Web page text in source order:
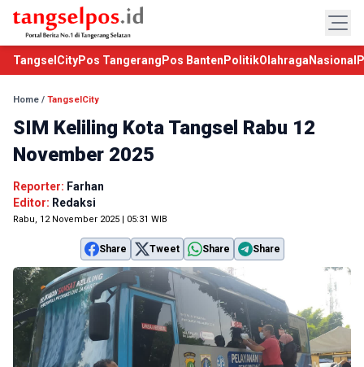
TangselCityPos Tangerang Pos Banten PolitikOlahraga Nasional
Home / TangselCity
SIM Keliling Kota Tangsel Rabu 12
November 2025
Reporter: Farhan
Editor: Redaksi
Rabu, 12 November 2025 | 05:31 WIB
Share Tweet Share Share